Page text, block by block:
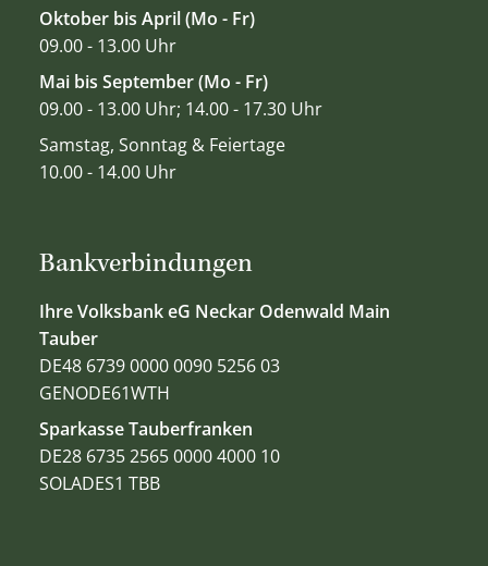
Bankverbindungen
Ihre Volksbank eG Neckar Odenwald Main
Tauber
DE48 6739 0000 0090 5256 03
GENODE61WTH
Sparkasse Tauberfranken
DE28 6735 2565 0000 4000 10
SOLADES1 TBB
Oktober bis April (Mo - Fr)
09.00 - 13.00 Uhr
Mai bis September (Mo - Fr)
09.00 - 13.00 Uhr; 14.00 - 17.30 Uhr
Samstag, Sonntag & Feiertage
10.00 - 14.00 Uhr